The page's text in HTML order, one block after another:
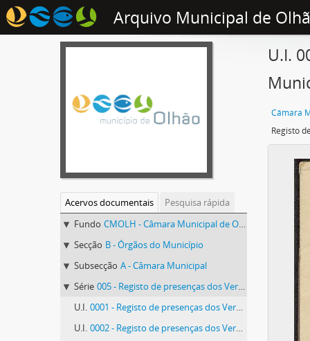
Arquivo Municipal de
Acervos documentais
Pesquisa rápida
Fundo CMOLH - Câmara Municipal de Olhão
Secção B - Órgãos do Município
Subsecção A - Câmara Municipal
Série 005 - Registo de presenças dos Vereadores nas Sessões da Câmara Municipal
U.I. 0001 - Registo de presenças dos Vereadores nas Sessões da Câmara Municipal, 1919-1921
U.I. 0002 - Registo de presenças dos Vereadores nas Sessões da Câmara Municipal, 1921-1922
U.I.
Câmara